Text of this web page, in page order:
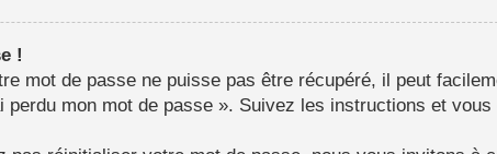
!
mot de passe ne puisse pas être récupéré, il peut
perdu mon mot de passe ». Suivez les instructions et